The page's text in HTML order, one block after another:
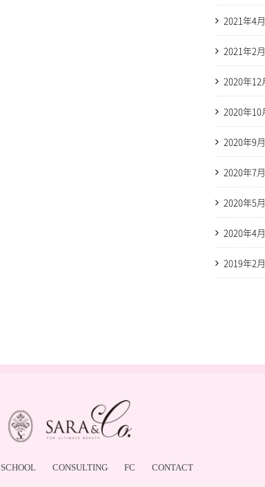
2021年4月
2021年2月
2020年12
2020年10
2020年9月
2020年7月
2020年5月
2020年4月
2019年2月
SCHOOL CONSULTING FC CONTACT